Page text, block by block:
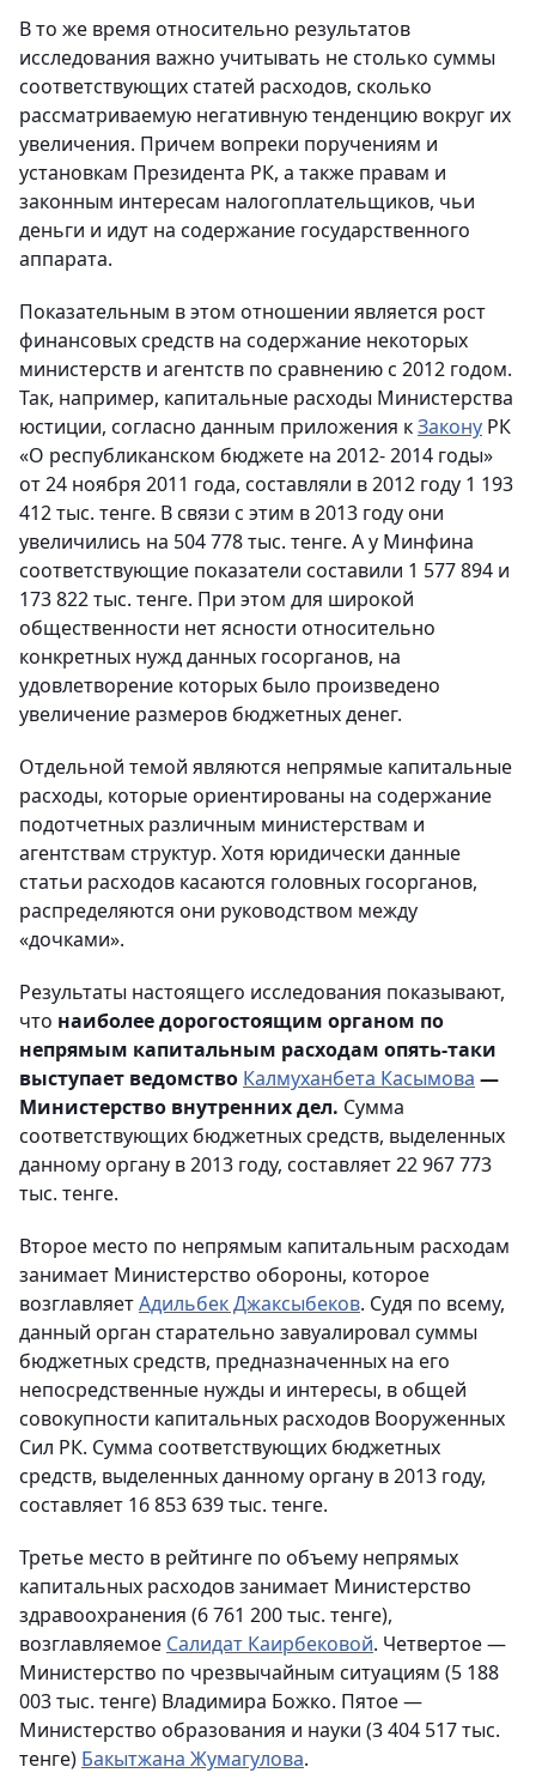
В то же время относительно результатов
исследования важно учитывать не столько суммы
соответствующих статей расходов, сколько
рассматриваемую негативную тенденцию вокруг их
увеличения. Причем вопреки поручениям и
установкам Президента РК, а также правам и
законным интересам налогоплательщиков, чьи
деньги и идут на содержание государственного
аппарата.
Показательным в этом отношении является рост
финансовых средств на содержание некоторых
министерств и агентств по сравнению с 2012 годом.
Так, например, капитальные расходы Министерства
юстиции, согласно данным приложения кЗакону РК
«О республиканском бюджете на 2012- 2014 годы»
от 24 ноября 2011 года, составляли в 2012 году 1 193
412 тыс. тенге. В связи с этим в 2013 году они
увеличились на 504 778 тыс. тенге. А у Минфина
соответствующие показатели составили 1 577 894 и
173 822 тыс. тенге. При этом для широкой
общественности нет ясности относительно
конкретных нужд данных госорганов, на
удовлетворение которых было произведено
увеличение размеров бюджетных денег.
Отдельной темой являются непрямые капитальные
расходы, которые ориентированы на содержание
подотчетных различным министерствам и
агентствам структур. Хотя юридически данные
статьи расходов касаются головных госорганов,
распределяются они руководством между
«дочками».
Результаты настоящего исследования показывают,
что наиболее дорогостоящим органом по
непрямым капитальным расходам опять-таки
выступает ведомство Калмуханбета Касымова —
Министерство внутренних дел. Сумма
соответствующих бюджетных средств, выделенных
данному органу в 2013 году, составляет 22 967 773
тыс. тенге.
Второе место по непрямым капитальным расходам
занимает Министерство обороны, которое
возглавляетАдильбек Джаксыбеков. Судя по всему,
данный орган старательно завуалировал суммы
бюджетных средств, предназначенных на его
непосредственные нужды и интересы, в общей
совокупности капитальных расходов Вооруженных
Сил РК. Сумма соответствующих бюджетных
средств, выделенных данному органу в 2013 году,
составляет 16 853 639 тыс. тенге.
Третье место в рейтинге по объему непрямых
капитальных расходов занимает Министерство
здравоохранения (6 761 200 тыс. тенге),
возглавляемое Салидат Каирбековой. Четвертое —
Министерство по чрезвычайным ситуациям (5 188
003 тыс. тенге) Владимира Божко. Пятое —
Министерство образования и науки (3 404 517 тыс.
тенге) Бакытжана Жумагулова.